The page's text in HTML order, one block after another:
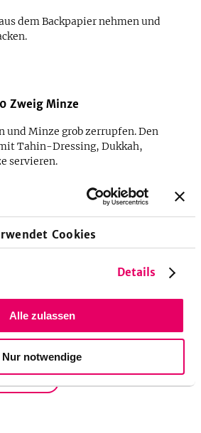
Cookies
Details
Alle zulassen
Nur notwendige
dem Backpapier nehmen und
Zweig Minze
und Minze grob zerrupfen. Den
Tahin-Dressing, Dukkah,
servieren.
Backofen
Backpapier